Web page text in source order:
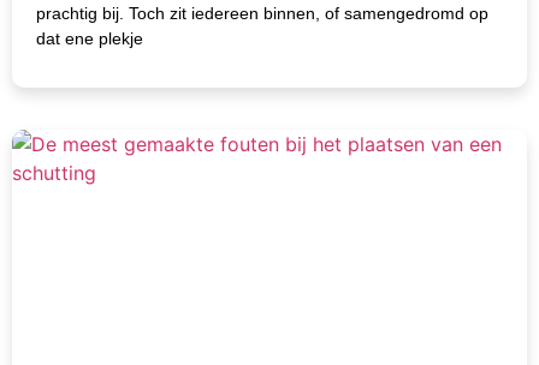
prachtig bij. Toch zit iedereen binnen, of samengedromd op
dat ene plekje